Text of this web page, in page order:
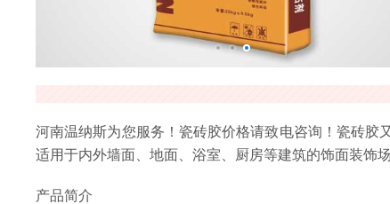
河南温纳斯为您服务！瓷砖胶价格请致电咨询！瓷砖胶
适用于内外墙面、地面、浴室、厨房等建筑的饰面装饰
产品简介